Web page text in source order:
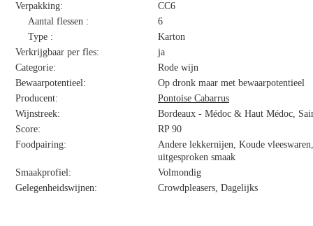
Verpakking:
CC6
Aantal flessen :
6
Type :
Karton
Verkrijgbaar per fles:
ja
Categorie:
Rode wijn
Bewaarpotentieel:
Op dronk maar met bewaarpotentieel
Producent:
Pontoise Cabarrus
Wijnstreek:
Bordeaux - Médoc & Haut Médoc,
Score:
RP 90
Foodpairing:
Andere lekkernijen, Koude
uitgesproken smaak
Smaakprofiel:
Volmondig
Gelegenheidswijnen:
Crowdpleasers, Dagelijks